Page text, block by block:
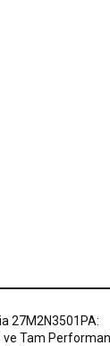
27M2N3501PA:
ve Tam